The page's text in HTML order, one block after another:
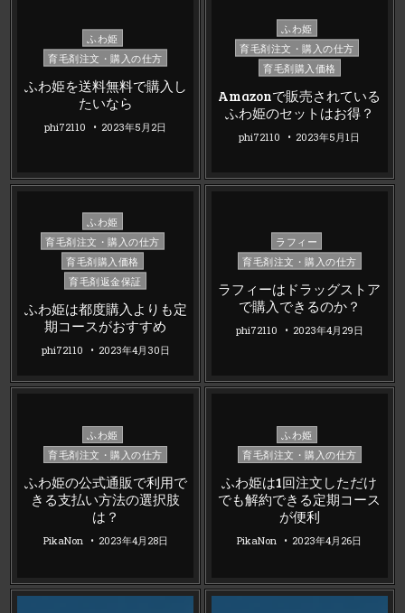
Posted
in
ふわ姫
育毛剤注文・購入の仕方
ふわ姫を送料無料で購入し
たいなら
phi72110 2023年5月2日
Posted
in
ふわ姫
育毛剤注文・購入の仕方
育毛剤購入価格
Amazonで販売されている
ふわ姫のセットはお得？
phi72110 2023年5月1日
Posted
in
ふわ姫
育毛剤注文・購入の仕方
育毛剤購入価格
育毛剤返金保証
ふわ姫は都度購入よりも定
期コースがおすすめ
phi72110 2023年4月30日
Posted
in
ラフィー
育毛剤注文・購入の仕方
ラフィーはドラッグストア
で購入できるのか？
phi72110 2023年4月29日
Posted
in
ふわ姫
育毛剤注文・購入の仕方
ふわ姫の公式通販で利用で
きる支払い方法の選択肢
は？
PikaNon 2023年4月28日
Posted
in
ふわ姫
育毛剤注文・購入の仕方
ふわ姫は1回注文しただけ
でも解約できる定期コース
が便利
PikaNon 2023年4月26日